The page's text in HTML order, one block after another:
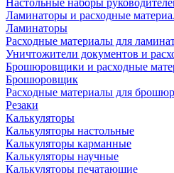
Настольные наборы
Ламинаторы и расходные
Ламинаторы
Расходные материалы для
Уничтожители документов и
Брошюровщики и расходные
Брошюровщик
Расходные материалы для
Резаки
Калькуляторы
Калькуляторы настольные
Калькуляторы карманные
Калькуляторы научные
Калькуляторы печатающие